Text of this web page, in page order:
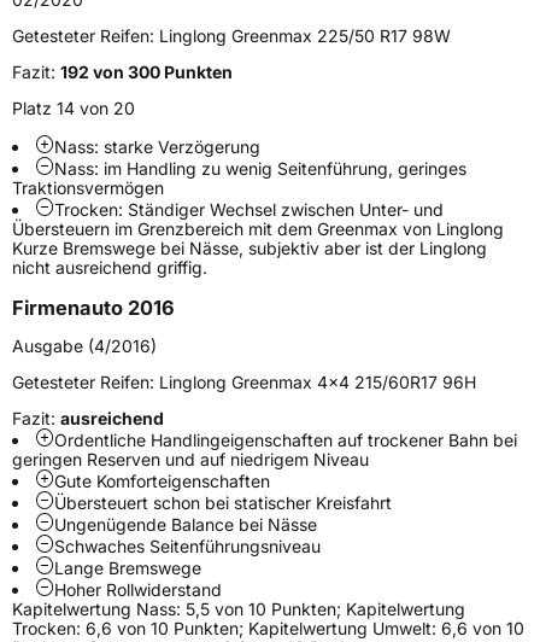
Fahrzeugtyp
Verwendung Sommerreifen
ModellnameGreenmax Van
FahrzeugartTransporter
Weitere Eigenschaften
SchlauchtypTL
ZustandNeureifen
C-ReifenJa
EU Label
EffizienzC
NasshaftungC
Rollgeräusch (Klasse)B
Getesteter Reifen: Linglong Greenmax 225/50 R17 98W
Fazit: 192 von 300 Punkten
Platz 14 von 20
Nass: starke Verzögerung
Nass: im Handling zu wenig Seitenführung, geringes
Traktionsvermögen
Trocken: Ständiger Wechsel zwischen Unter- und
Übersteuern im Grenzbereich mit dem Greenmax von Linglong
Kurze Bremswege bei Nässe, subjektiv aber ist der Linglong
nicht ausreichend griffig.
Firmenauto 2016
Ausgabe (4/2016)
Getesteter Reifen: Linglong Greenmax 4x4 215/60R17 96H
Fazit: ausreichend
Ordentliche Handlingeigenschaften auf trockener Bahn bei
geringen Reserven und auf niedrigem Niveau
Gute Komforteigenschaften
Übersteuert schon bei statischer Kreisfahrt
Ungenügende Balance bei Nässe
Schwaches Seitenführungsniveau
Lange Bremswege
Hoher Rollwiderstand
Kapitelwertung Nass: 5,5 von 10 Punkten; Kapitelwertung
Trocken: 6,6 von 10 Punkten; Kapitelwertung Umwelt: 6,6 von 10